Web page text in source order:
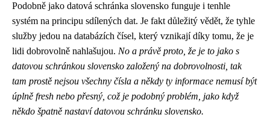
Podobně jako datová schránka slovensko funguje i tenhle
systém na principu sdílených dat. Je fakt důležitý vědět, že tyhle
služby jedou na databázích čísel, který vznikají díky tomu, že je
lidi dobrovolně nahlašujou. No a právě proto, že je to jako s
datovou schránkou slovensko založený na dobrovolnosti, tak
tam prostě nejsou všechny čísla a někdy ty informace nemusí být
úplně fresh nebo přesný, což je podobný problém, jako když
někdo špatně nastaví datovou schránku slovensko.